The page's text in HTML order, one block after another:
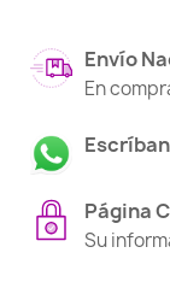
Envío
En
Página
Su